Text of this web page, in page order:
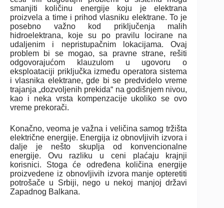
smanjiti količinu energije koju je elektrana
proizvela a time i prihod vlasniku elektrane. To je
posebno važno kod priključenja malih
hidroelektrana, koje su po pravilu locirane na
udaljenim i nepristupačnim lokacijama. Ovaj
problem bi se mogao, sa pravne strane, rešiti
odgovorajućom klauzulom u ugovoru o
eksploataciji priključka između operatora sistema
i vlasnika elektrane, gde bi se predvidelo vreme
trajanja „dozvoljenih prekida“ na godišnjem nivou,
kao i neka vrsta kompenzacije ukoliko se ovo
vreme prekorači.
Konačno, veoma je važna i veličina samog tržišta
električne energije. Energija iz obnovljivih izvora i
dalje je nešto skuplja od konvencionalne
energije. Ovu razliku u ceni plaćaju krajnji
korisnici. Stoga će određena količina energije
proizvedene iz obnovljivih izvora manje opteretiti
potrošače u Srbiji, nego u nekoj manjoj državi
Zapadnog Balkana.